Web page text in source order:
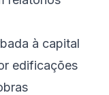
à capital
edificações